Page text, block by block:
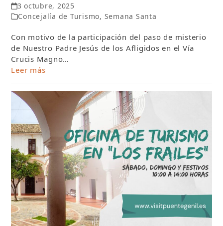
3 octubre, 2025
Concejalía de Turismo, Semana Santa
Con motivo de la participación del paso de misterio
de Nuestro Padre Jesús de los Afligidos en el Vía
Crucis Magno…
Leer más